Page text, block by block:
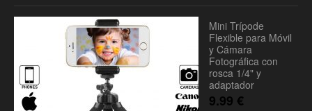
Mini Trípode
Flexible para Móvil
y Cámara
Fotográfica con
rosca 1/4" y
adaptador
9.99 €